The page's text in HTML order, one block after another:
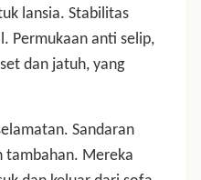
lansia. Stabilitas
Permukaan anti selip,
dan jatuh, yang
Sandaran
tambahan. Mereka